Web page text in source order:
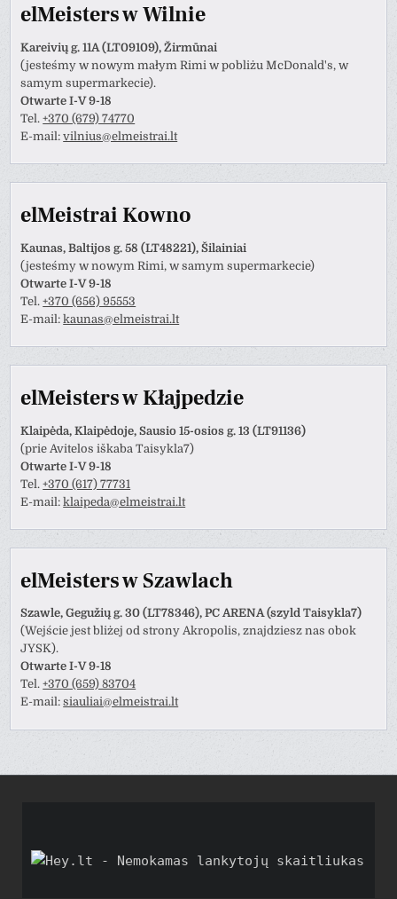
elMeisters w Wilnie
Kareivių g. 11A (LT09109), Žirmūnai
(jesteśmy w nowym małym Rimi w pobliżu McDonald's, w
samym supermarkecie).
Otwarte I-V 9-18
Tel.+370 (679) 74770
E-mail:vilnius@elmeistrai.lt
elMeistrai Kowno
Kaunas, Baltijos g. 58 (LT48221), Šilainiai
(jesteśmy w nowym Rimi, w samym supermarkecie)
Otwarte I-V 9-18
Tel.+370 (656) 95553
E-mail:kaunas@elmeistrai.lt
elMeisters w Kłajpedzie
Klaipėda, Klaipėdoje, Sausio 15-osios g. 13 (LT91136)
(prie Avitelos iškaba Taisykla7)
Otwarte I-V 9-18
Tel.+370 (617) 77731
E-mail:klaipeda@elmeistrai.lt
elMeisters w Szawlach
Szawle, Gegužių g. 30 (LT78346), PC ARENA (szyld Taisykla7)
(Wejście jest bliżej od strony Akropolis, znajdziesz nas obok
JYSK).
Otwarte I-V 9-18
Tel.+370 (659) 83704
E-mail:siauliai@elmeistrai.lt